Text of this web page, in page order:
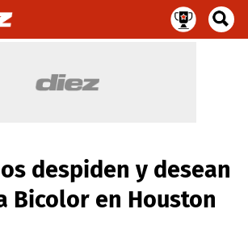
despiden y desean
Bicolor en Houston